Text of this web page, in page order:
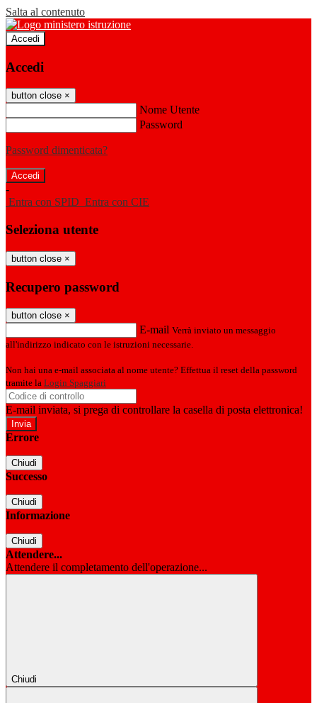
Salta al contenuto
Accedi
Accedi
button close ×
Nome Utente
Password
Password dimenticata?
-
Entra con SPID Entra con CIE
Seleziona utente
button close ×
Recupero password
button close ×
E-mail Verrà inviato un messaggio
all'indirizzo indicato con le istruzioni necessarie.
Non hai una e-mail associata al nome utente? Effettua il reset della password
tramite la Login Spaggiari
E-mail inviata, si prega di controllare la casella di posta elettronica!
Errore
Chiudi
Successo
Chiudi
Informazione
Chiudi
Attendere...
Attendere il completamento dell'operazione...
Chiudi